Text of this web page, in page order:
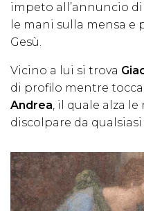
impeto all’annuncio
le mani sulla mensa
Gesù.
Vicino a lui si trova
di profilo mentre
Andrea, il quale alza le
discolpare da